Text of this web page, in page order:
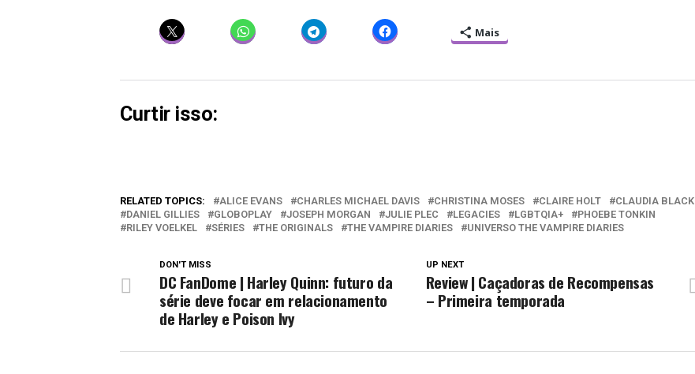
Mais
Curtir isso:
RELATED TOPICS: ALICE EVANS CHARLES MICHAEL DAVIS CHRISTINA MOSES CLAIRE HOLT
CLAUDIA BLACK
DANIEL GILLIES
GLOBOPLAY JOSEPH MORGAN JULIE PLEC LEGACIES LGBTQIA+
PHOEBE TONKIN
RILEY VOELKEL
SÉRIES THE ORIGINALS THE VAMPIRE DIARIES UNIVERSO THE VAMPIRE DIARIES
UP NEXT
Review | Caçadoras de Recompensas
– Primeira temporada
DON'T MISS
DC FanDome | Harley Quinn: futuro da
série deve focar em relacionamento
de Harley e Poison Ivy